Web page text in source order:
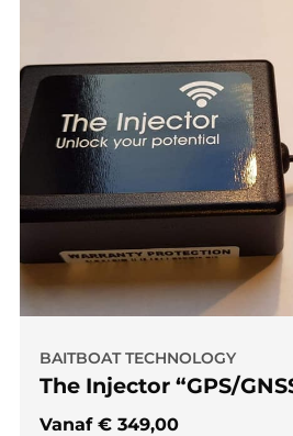
BAITBOAT TECHNOLOGY
The Injector “GPS/
Vanaf € 349,00